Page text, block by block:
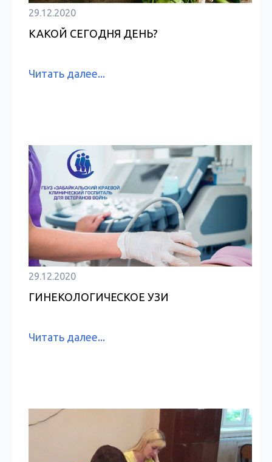
29.12.2020
КАКОЙ СЕГОДНЯ ДЕНЬ?
Читать далее...
29.12.2020
ГИНЕКОЛОГИЧЕСКОЕ УЗИ
Читать далее...